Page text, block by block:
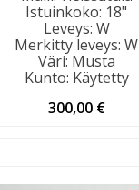
Istuinkoko: 18"
Leveys: W
Merkitty leveys: W
Väri: Musta
Kunto: Käytetty
300,00 €